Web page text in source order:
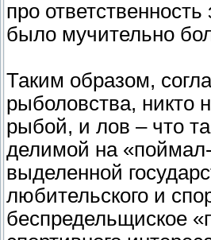
про
было мучительно
Таким образом,
рыболовства, никто
рыбой, и лов – что
делимой на
выделенной
любительского и
беспредельщиское